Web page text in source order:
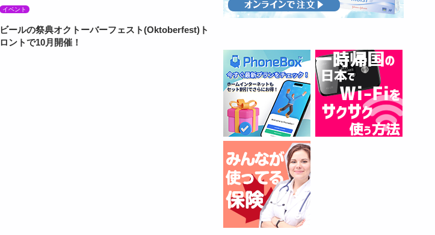
イベント
ビールの祭典オクトーバーフェスト(Oktoberfest)ト
ロントで10月開催！